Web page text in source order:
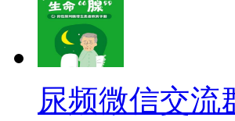
尿频微信交流